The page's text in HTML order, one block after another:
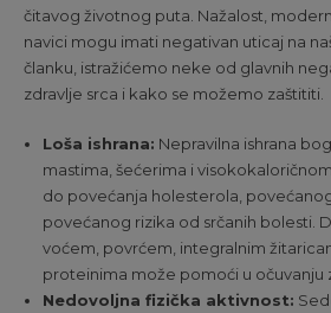
čitavog životnog puta. Nažalost,
navici mogu imati negativan uticaj na
članku, istražićemo neke od glavnih
zdravlje srca i kako se možemo zaštititi.
Loša ishrana: Nepravilna ishrana
mastima, šećerima i
do povećanja holesterola,
povećanog rizika od srčanih bolesti.
voćem, povrćem, integralnim
proteinima može pomoći u očuvanju
Nedovoljna fizička aktivnost: